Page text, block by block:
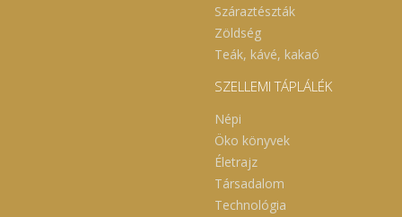
Száraztészták
Zöldség
Teák, kávé, kakaó
SZELLEMI TÁPLÁLÉK
Népi
Öko könyvek
Életrajz
Társadalom
Technológia